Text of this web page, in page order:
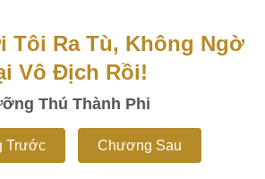
Tôi Ra Tù, Không Ngờ
Vô Địch Rồi!
Thú Thành Phi
Trước Chương Sau